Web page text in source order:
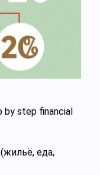
step financial
еда,